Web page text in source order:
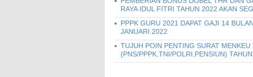
RAYA IDUL FITRI TAHUN 2022 AKAN
PPPK GURU 2021 DAPAT GAJI 14
JANUARI 2022
TUJUH POIN PENTING SURAT MENKEU
(PNS/PPPK,TNI/POLRI,PENSIUN)